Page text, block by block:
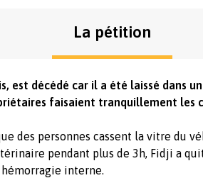
La pétition
est décédé car il a été laissé dans
faisaient tranquillement les
des personnes cassent la vitre du
pendant plus de 3h, Fidji a
interne.